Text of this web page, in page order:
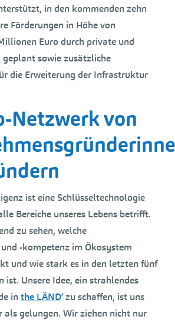
in den kommenden zehn
Förderungen in Höhe von
Euro durch private und
sowie zusätzliche
die Erweiterung der Infrastruktur
Netzwerk von
ist eine Schlüsseltechnologie
Bereiche unseres Lebens betrifft.
zu sehen, welche
-kompetenz im Ökosystem
und wie stark es in den letzten fünf
ist. Unsere Idee, ein strahlendes
in the LÄND‘ zu schaffen, ist uns
als gelungen. Wir ziehen nicht nur